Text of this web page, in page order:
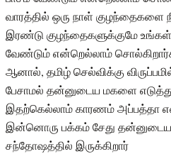
வாரத்தில் ஒரு நாள்
இரண்டு குழந்தைகளுக்குமே
வேண்டும் என்றெல்லாம்
ஆனால், தமிழ் செல்விக்கு
பேசாமல் தன்னுடைய மகளை
இதற்கெல்லாம் காரணம் அப்பத்தா
இன்னொரு பக்கம் சேது
சந்தோஷத்தில் இருக்கிறார்